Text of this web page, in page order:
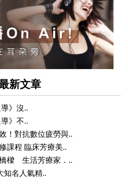
新文章
》沒..
》不..
！對抗數位疲勞與..
課程 臨床芳療美..
樑 生活芳療家．..
知名人氣精..